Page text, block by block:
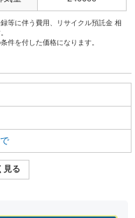
等に伴う費用、リサイクル預託金 相
件を付した価格になります。
見る